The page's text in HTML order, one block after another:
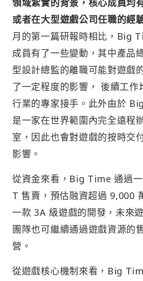
領域紮實的背景，核心成員均
或者在大型遊戲公司任職的經
月的第一篇研報時相比，Big
成員有了一些變動，其中產品
型設計總監的離職可能對遊戲
了一定程度的影響， 後續工作
行業的專家接手。此外由於
是一家在世界範圍內完全遠程
室，因此也會對遊戲的按時交
影響。
從資金來看，Big Time 通過
T 售賣，預估融資超過 9,000
一款 3A 級遊戲的開發，未來
團隊也可繼續通過遊戲資源的
營。
從遊戲核心機制來看，Big